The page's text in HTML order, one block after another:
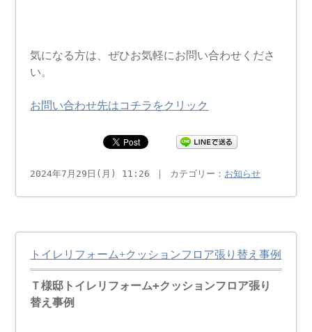
気になる方は、ぜひお気軽にお問い合わせくださ
い。
お問い合わせ先はコチラをクリック
2024年7月29日(月) 11:26 ｜ カテゴリー： お知らせ
トイレリフォーム+クッションフロア張り替え事例
Ｔ様邸トイレリフォーム+クッションフロア張り
替え事例